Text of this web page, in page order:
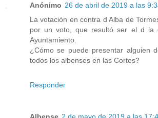
Anónimo 26 de abril de 2019 a las
La votación en contra d Alba de
por un voto, que resultó ser el d la
Ayuntamiento.
¿Cómo se puede presentar alguien
todos los albenses en las Cortes?
Responder
Albense 2 de mayo de 2019 a las